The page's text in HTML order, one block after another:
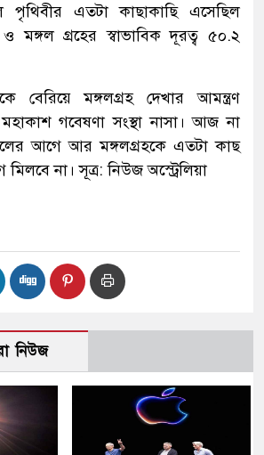
এতটা কাছাকাছি এসেছিল
ও মঙ্গল গ্রহের স্বাভাবিক দূরত্ব ৫০.২
বেরিয়ে মঙ্গলগ্রহ দেখার আমন্ত্রণ
মহাকাশ গবেষণা সংস্থা নাসা। আজ না
আগে আর মঙ্গলগ্রহকে এতটা কাছ
না। সূত্র: নিউজ অস্ট্রেলিয়া
নিউজ